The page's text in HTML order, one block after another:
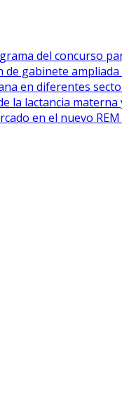
del concurso
gabinete
en diferentes
la lactancia
en el nuevo